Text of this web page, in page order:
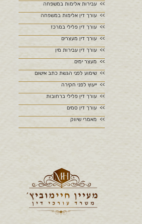
עבירות אלימות במשפחה
עורך דין אלימות במשפחה
עורך דין פלילי במרכז
עורך דין מעצרים
עורך דין עבירות מין
מעצר ימים
שימוע לפני הגשת כתב אישום
ייעוץ לפני חקירה
עורך דין פלילי ברחובות
עורך דין סמים
מאמרי שיווק